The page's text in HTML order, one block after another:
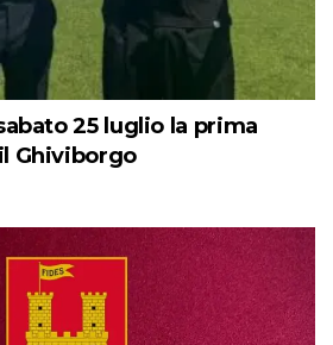
25 luglio la prima
Ghiviborgo